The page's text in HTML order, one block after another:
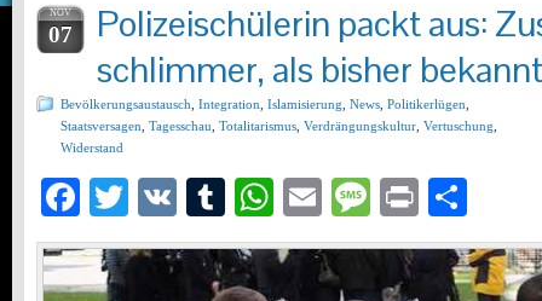
NOV
07
Polizeischülerin packt aus:
schlimmer, als bisher bekannt
Bevölkerungsaustausch Integration Islamisierung News Politikerlügen
Staatsversagen Tagesschau Totalitarismus Verdrängungskultur Vertuschung
Widerstand
Facebook
Twitter
VK Tumblr
WhatsApp
EmailMessage
Print